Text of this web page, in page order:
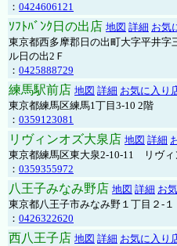
： 0424606121
ｿﾌﾄﾊﾞﾝｸ日の出店 地図 詳細 お気
東京都西多摩郡日の出町大字平井
ル日の出2Ｆ
： 0425888729
練馬駅前店 地図 詳細 お気に入り
東京都練馬区練馬1丁目3-10 2階
： 0359123081
リヴィンオズ大泉店 地図 詳細
東京都練馬区東大泉2-10-11 リヴィ
： 0359355972
八王子みなみ野店 地図 詳細 お
東京都八王子市みなみ野１丁目２-１
： 0426322620
西八王子店 地図 詳細 お気に入り